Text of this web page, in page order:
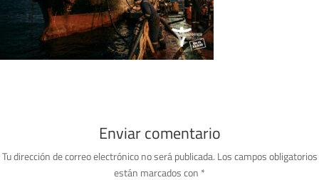
Enviar comentario
Tu dirección de correo electrónico no será publicada. Los campos obligatorios
están marcados con *